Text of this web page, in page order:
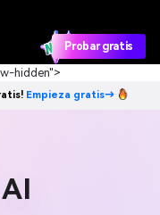
Probar gratis
hidden">
Empieza gratis→